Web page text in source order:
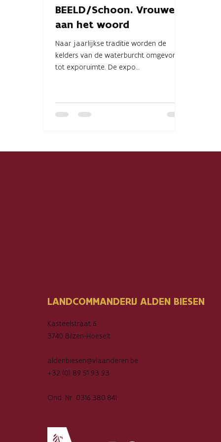
BEELD/Schoon. Vrouwen
aan het woord
Naar jaarlijkse traditie worden de
kelders van de waterburcht omgevormd
tot exporuimte. De expo
LANDCOMMANDERIJ ALDEN BIESEN
Kasteelstraat 6
3740 Bilzen-Hoeselt
aldenbiesen@vlaanderen.be
+32 (0) 89 51 93 93
Ond. Nr. 0316.380.841